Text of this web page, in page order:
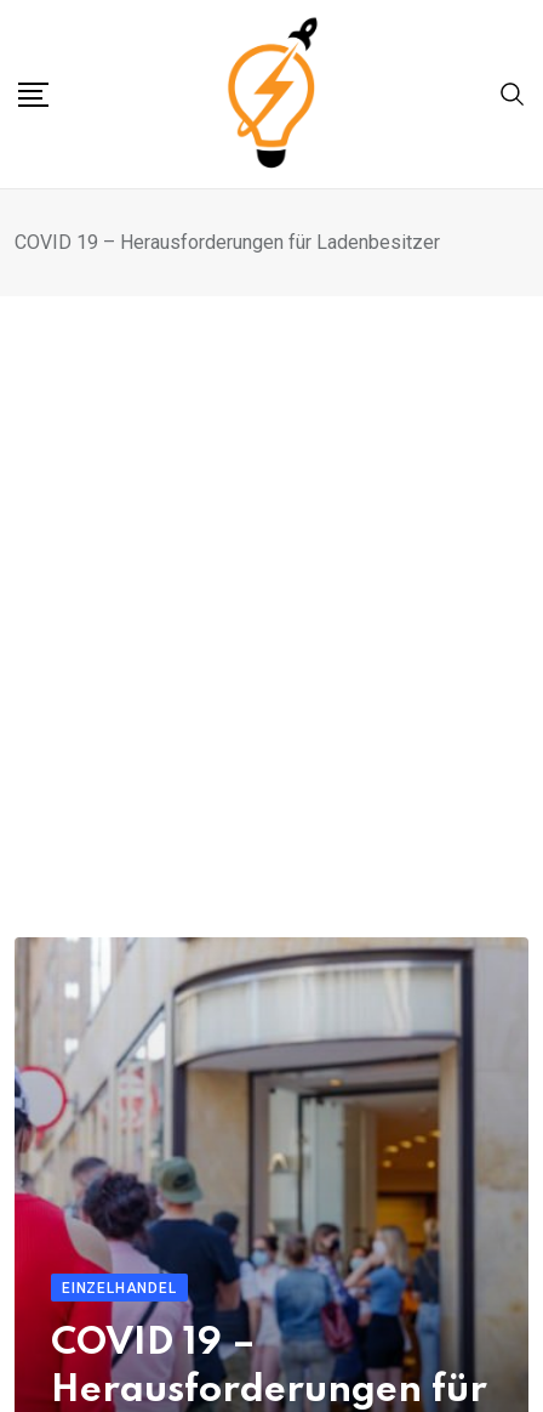
content
COVID 19 – Herausforderungen für Ladenbesitzer
EINZELHANDEL
COVID 19 –
Herausforderungen für